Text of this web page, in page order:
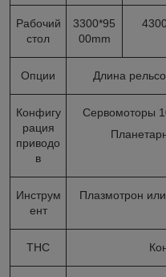
Рабочий
стол
3300*95
00mm
Опции Длина
Конфигу
рация
приводо
в
Сервомоторы
Инструм
ент
Плазмотрон
ТНС